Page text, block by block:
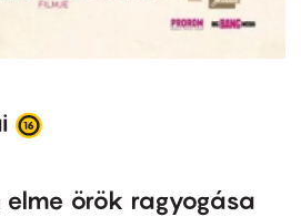
örök ragyogása